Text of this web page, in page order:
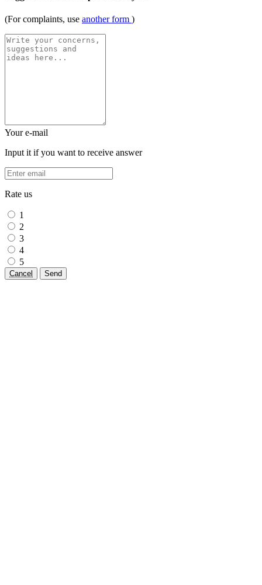
(For complaints, use another form )
Your e-mail
Input it if you want to receive answer
Rate us
1
2
3
4
5
Cancel Send